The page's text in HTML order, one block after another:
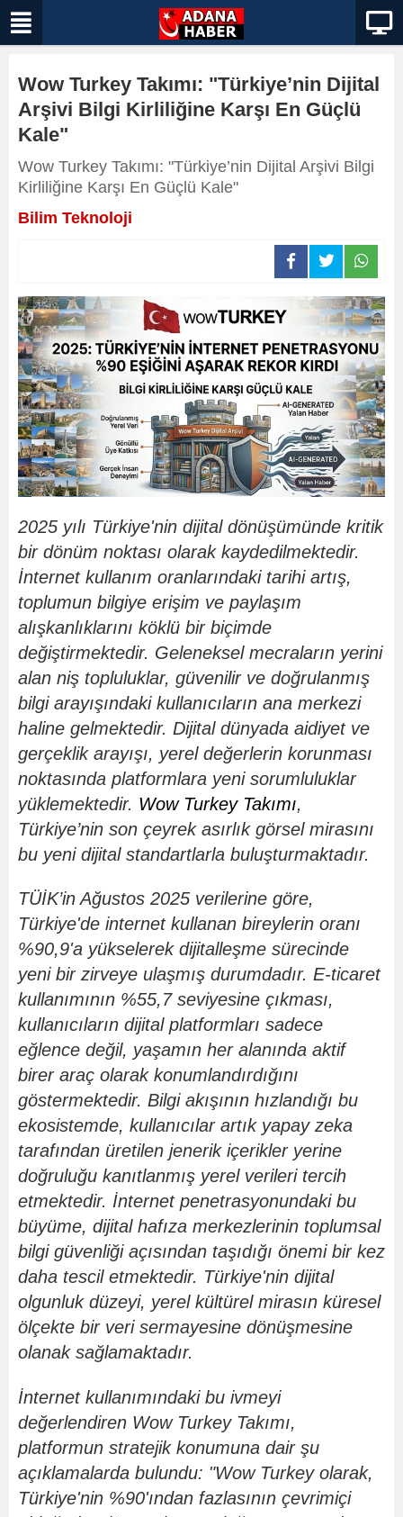
Wow Turkey Takımı: "Türkiye’nin Dijital
Arşivi Bilgi Kirliliğine Karşı En Güçlü
Kale"
Wow Turkey Takımı: "Türkiye’nin Dijital Arşivi Bilgi
Kirliliğine Karşı En Güçlü Kale"
Bilim Teknoloji
2025 yılı Türkiye'nin dijital dönüşümünde kritik
bir dönüm noktası olarak kaydedilmektedir.
İnternet kullanım oranlarındaki tarihi artış,
toplumun bilgiye erişim ve paylaşım
alışkanlıklarını köklü bir biçimde
değiştirmektedir. Geleneksel mecraların yerini
alan niş topluluklar, güvenilir ve doğrulanmış
bilgi arayışındaki kullanıcıların ana merkezi
haline gelmektedir. Dijital dünyada aidiyet ve
gerçeklik arayışı, yerel değerlerin korunması
noktasında platformlara yeni sorumluluklar
yüklemektedir. Wow Turkey Takımı,
Türkiye’nin son çeyrek asırlık görsel mirasını
bu yeni dijital standartlarla buluşturmaktadır.
TÜİK’in Ağustos 2025 verilerine göre,
Türkiye'de internet kullanan bireylerin oranı
%90,9'a yükselerek dijitalleşme sürecinde
yeni bir zirveye ulaşmış durumdadır. E-ticaret
kullanımının %55,7 seviyesine çıkması,
kullanıcıların dijital platformları sadece
eğlence değil, yaşamın her alanında aktif
birer araç olarak konumlandırdığını
göstermektedir. Bilgi akışının hızlandığı bu
ekosistemde, kullanıcılar artık yapay zeka
tarafından üretilen jenerik içerikler yerine
doğruluğu kanıtlanmış yerel verileri tercih
etmektedir. İnternet penetrasyonundaki bu
büyüme, dijital hafıza merkezlerinin toplumsal
bilgi güvenliği açısından taşıdığı önemi bir kez
daha tescil etmektedir. Türkiye'nin dijital
olgunluk düzeyi, yerel kültürel mirasın küresel
ölçekte bir veri sermayesine dönüşmesine
olanak sağlamaktadır.
İnternet kullanımındaki bu ivmeyi
değerlendiren Wow Turkey Takımı,
platformun stratejik konumuna dair şu
açıklamalarda bulundu: "Wow Turkey olarak,
Türkiye'nin %90'ından fazlasının çevrimiçi